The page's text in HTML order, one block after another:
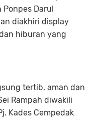
Ponpes Darul
diakhiri display
hiburan yang
tertib, aman dan
Rampah diwakili
Kades Cempedak